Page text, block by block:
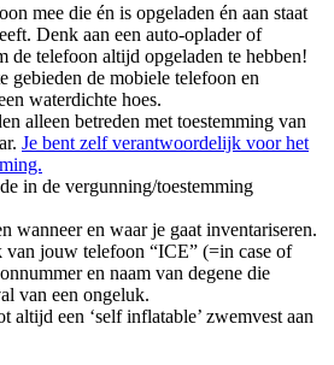
mee die én is opgeladen én aan staat
Denk aan een auto-oplader of
de telefoon altijd opgeladen te hebben!
gebieden de mobiele telefoon en
waterdichte hoes.
alleen betreden met toestemming van
Je bent zelf verantwoordelijk voor het
in de vergunning/toestemming
wanneer en waar je gaat inventariseren.
van jouw telefoon “ICE” (=in case of
en naam van degene die
van een ongeluk.
altijd een ‘self inflatable’ zwemvest aan